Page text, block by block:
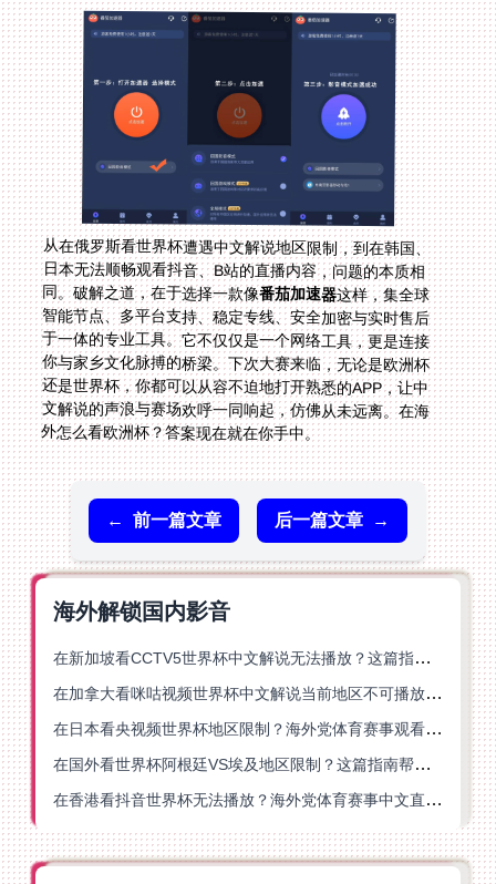
从在俄罗斯看世界杯遭遇中文解说地区限制，到在韩国、
日本无法顺畅观看抖音、B站的直播内容，问题的本质相
同。破解之道，在于选择一款像番茄加速器这样，集全球
智能节点、多平台支持、稳定专线、安全加密与实时售后
于一体的专业工具。它不仅仅是一个网络工具，更是连接
你与家乡文化脉搏的桥梁。下次大赛来临，无论是欧洲杯
还是世界杯，你都可以从容不迫地打开熟悉的APP，让中
文解说的声浪与赛场欢呼一同响起，仿佛从未远离。在海
外怎么看欧洲杯？答案现在就在你手中。
← 前一篇文章 后一篇文章 →
海外解锁国内影音
在新加坡看CCTV5世界杯中文解说无法播放？这篇指南帮你解锁海外体育直播自由
在加拿大看咪咕视频世界杯中文解说当前地区不可播放？这篇指南帮你一键解决
在日本看央视频世界杯地区限制？海外党体育赛事观看终极指南
在国外看世界杯阿根廷VS埃及地区限制？这篇指南帮你搞定中文直播+解说
在香港看抖音世界杯无法播放？海外党体育赛事中文直播终极指南